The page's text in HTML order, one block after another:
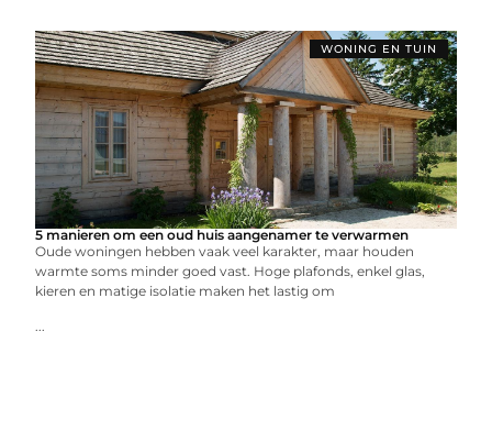
WONING EN TUIN
5 manieren om een oud huis aangenamer te verwarmen
Oude woningen hebben vaak veel karakter, maar houden
warmte soms minder goed vast. Hoge plafonds, enkel glas,
kieren en matige isolatie maken het lastig om
...